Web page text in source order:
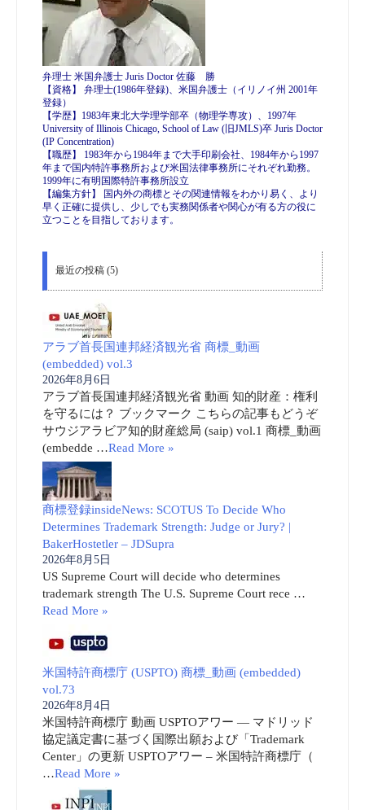
弁理士 米国弁護士 Juris Doctor 佐藤 勝
【資格】 弁理士(1986年登録)、米国弁護士（イリノイ州 2001年
登録）
【学歴】1983年東北大学理学部卒（物理学専攻）、1997年
University of Illinois Chicago, School of Law (旧JMLS)卒 Juris Doctor
(IP Concentration)
【職歴】 1983年から1984年まで大手印刷会社、1984年から1997
年まで国内特許事務所および米国法律事務所にそれぞれ勤務。
1999年に有明国際特許事務所設立
【編集方針】 国内外の商標とその関連情報をわかり易く、より
早く正確に提供し、少しでも実務関係者や関心が有る方の役に
立つことを目指しております。
最近の投稿 (5)
アラブ首長国連邦経済観光省 商標_動画
(embedded) vol.3
2026年8月6日
アラブ首長国連邦経済観光省 動画 知的財産：権利
を守るには？ ブックマーク こちらの記事もどうぞ
サウジアラビア知的財産総局 (saip) vol.1 商標_動画
(embedde …Read More »
商標登録insideNews: SCOTUS To Decide Who
Determines Trademark Strength: Judge or Jury? |
BakerHostetler – JDSupra
2026年8月5日
US Supreme Court will decide who determines
trademark strength The U.S. Supreme Court rece …
Read More »
米国特許商標庁 (USPTO) 商標_動画 (embedded)
vol.73
2026年8月4日
米国特許商標庁 動画 USPTOアワー ― マドリッド
協定議定書に基づく国際出願および「Trademark
Center」の更新 USPTOアワー – 米国特許商標庁（
…Read More »